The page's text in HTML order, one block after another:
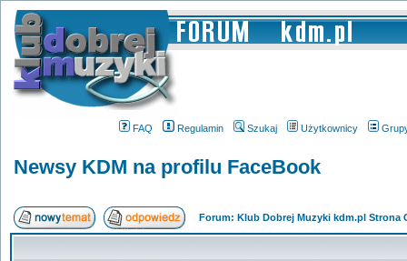
FAQ Regulamin Szukaj Użytkownicy
Newsy KDM na profilu FaceBook
Forum: Klub Dobrej Muzyki kdm.pl Strona